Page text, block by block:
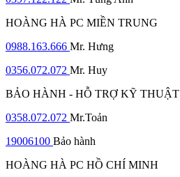
HOÀNG HÀ PC MIỀN TRUNG
0988.163.666 Mr. Hưng
0356.072.072 Mr. Huy
BẢO HÀNH - HỖ TRỢ KỸ THUẬT
0358.072.072 Mr.Toản
19006100 Bảo hành
HOÀNG HÀ PC HỒ CHÍ MINH